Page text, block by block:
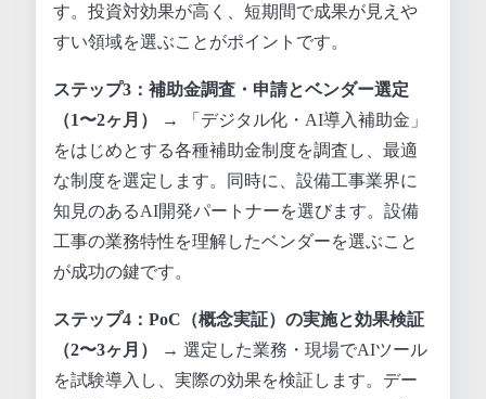
す。投資対効果が高く、短期間で成果が見えや
すい領域を選ぶことがポイントです。
ステップ3：補助金調査・申請とベンダー選定
（1〜2ヶ月）
→ 「デジタル化・AI導入補助金」
をはじめとする各種補助金制度を調査し、最適
な制度を選定します。同時に、設備工事業界に
知見のあるAI開発パートナーを選びます。設備
工事の業務特性を理解したベンダーを選ぶこと
が成功の鍵です。
ステップ4：PoC（概念実証）の実施と効果検証
（2〜3ヶ月）
→ 選定した業務・現場でAIツール
を試験導入し、実際の効果を検証します。デー